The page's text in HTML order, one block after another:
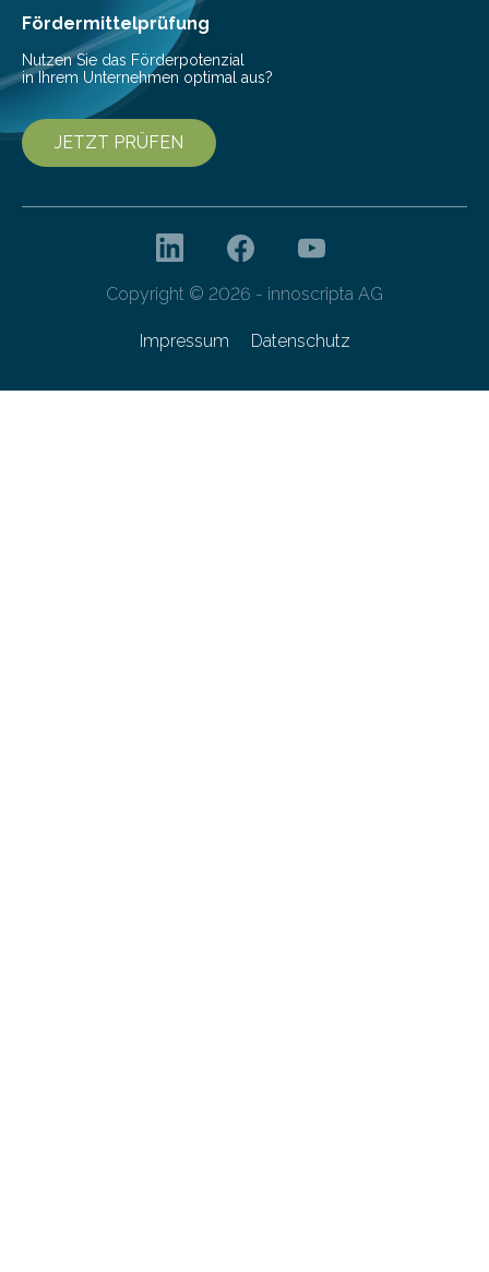
besser dämpft. Und das bei einer Gewichtseinsparung
von 20…
Fördermittelprüfung
Nutzen Sie das Förderpotenzial
in Ihrem Unternehmen optimal aus?
JETZT PRÜFEN
Copyright © 2026 - innoscripta AG
Impressum Datenschutz